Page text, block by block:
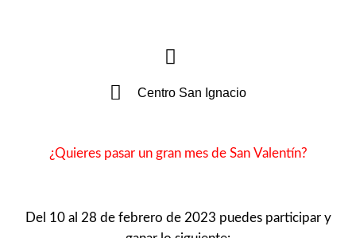
Centro San Ignacio
¿Quieres pasar un gran mes de San Valentín?
Del 10 al 28 de febrero de 2023 puedes participar y